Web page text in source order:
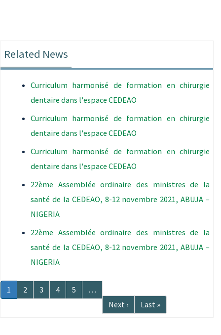
Related News
Curriculum harmonisé de formation en chirurgie
dentaire dans l'espace CEDEAO
Curriculum harmonisé de formation en chirurgie
dentaire dans l'espace CEDEAO
Curriculum harmonisé de formation en chirurgie
dentaire dans l'espace CEDEAO
22ème Assemblée ordinaire des ministres de la
santé de la CEDEAO, 8-12 novembre 2021, ABUJA –
NIGERIA
22ème Assemblée ordinaire des ministres de la
santé de la CEDEAO, 8-12 novembre 2021, ABUJA –
NIGERIA
Pagination
Page
courante
1 Page
2 Page
3 Page
4 Page
5
…
Page
suivante
Next ›
Dernière
page
Last »